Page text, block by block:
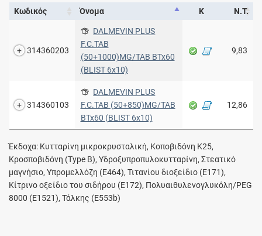
Κωδικός Όνομα Κ Ν.Τ.
314360203
DALMEVIN PLUS
F.C.TAB
(50+1000)MG/TAB BTx60
(BLIST 6x10)
9,83
314360103
DALMEVIN PLUS
F.C.TAB (50+850)MG/TAB
BTx60 (BLIST 6x10)
12,86
Έκδοχα: Κυτταρίνη μικροκρυσταλική, Κοποβιδόνη K25,
Κροσποβιδόνη (Type B), Υδροξυπροπυλοκυτταρίνη, Στεατικό
μαγνήσιο, Υπρομελλόζη (E464), Τιτανίου διοξείδιο (E171),
Κίτρινο οξείδιο του σιδήρου (E172), Πολυαιθυλενογλυκόλη/PEG
8000 (E1521), Τάλκης (E553b)